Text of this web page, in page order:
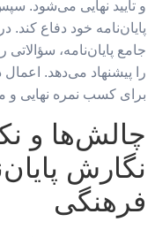
و تأیید نهایی می‌شود.
پایان‌نامه خود دفاع
جامع پایان‌نامه،
را پیشنهاد می‌دهد.
برای کسب نمره نهایی و
چالش‌ها و
نگارش
فرهنگی